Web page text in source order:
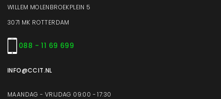
WILLEM MOLENBROEKPLEIN 5
3071 MK ROTTERDAM
088 - 11 69 699
INFO@CCIT.NL
MAANDAG - VRIJDAG 09:00 - 17:30